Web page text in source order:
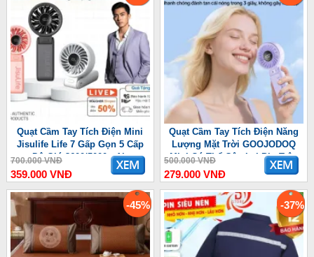
Quạt Cầm Tay Tích Điện Mini
Jisulife Life 7 Gấp Gọn 5 Cấp
Độ Gió 3600/5000mAh
700.000 VNĐ
359.000 VNĐ
Quạt Cầm Tay Tích Điện Năng
Lượng Mặt Trời GOOJODOQ
Mini Có Thể Gập Lại Pin Trâu
3600 mAh
500.000 VNĐ
279.000 VNĐ
-45% -37%